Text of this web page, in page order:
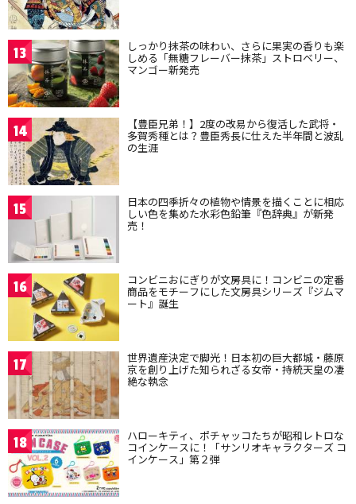
13 しっかり抹茶の味わい、さらに果実の香りも楽
しめる「無糖フレーバー抹茶」ストロベリー、
マンゴー新発売
14 【豊臣兄弟！】2度の改易から復活した武将・
多賀秀種とは？豊臣秀長に仕えた半年間と波乱
の生涯
15 日本の四季折々の植物や情景を描くことに相応
しい色を集めた水彩色鉛筆『色辞典』が新発
売！
16 コンビニおにぎりが文房具に！コンビニの定番
商品をモチーフにした文房具シリーズ『ジムマ
ート』誕生
17 世界遺産決定で脚光！日本初の巨大都城・藤原
京を創り上げた知られざる女帝・持統天皇の凄
絶な執念
18 ハローキティ、ポチャッコたちが昭和レトロな
コインケースに！「サンリオキャラクターズ コ
インケース」第２弾